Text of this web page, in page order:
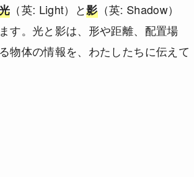
（英: Light）と影（英: Shadow）
す。光と影は、形や距離、配置場
物体の情報を、わたしたちに伝えて